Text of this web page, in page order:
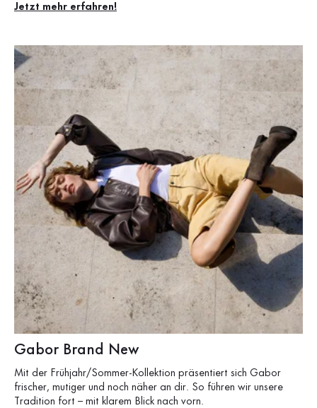
Jetzt mehr erfahren!
Gabor Brand New
Mit der Frühjahr/Sommer-Kollektion präsentiert sich Gabor
frischer, mutiger und noch näher an dir. So führen wir unsere
Tradition fort – mit klarem Blick nach vorn.